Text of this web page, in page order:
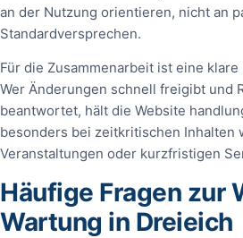
an der Nutzung orientieren, nicht an
Standardversprechen.
Für die Zusammenarbeit ist eine
Wer Änderungen schnell freigibt und
beantwortet, hält die Website
besonders bei zeitkritischen Inhalten
Veranstaltungen oder kurzfristigen
Häufige Fragen zur
Wartung in Dreieich